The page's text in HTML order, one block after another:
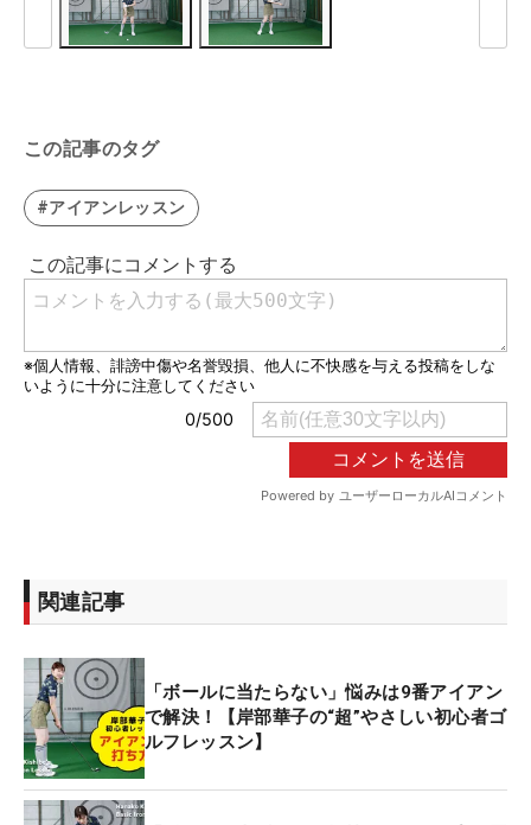
この記事のタグ
#アイアンレッスン
関連記事
「ボールに当たらない」悩みは9番アイアン
で解決！【岸部華子の“超”やさしい初心者ゴ
ルフレッスン】